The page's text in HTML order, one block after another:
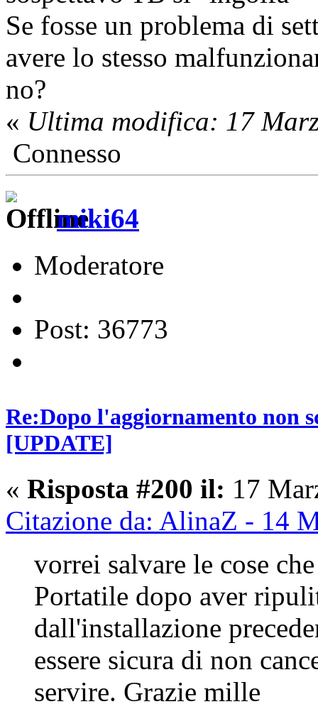
Se fosse un problema di
avere lo stesso
no?
« Ultima modifica: 17
Connesso
miki64
Moderatore
Post: 36773
Re:Dopo l'aggiornamento non
[UPDATE]
« Risposta #200 il: 17
Citazione da: AlinaZ - 14
vorrei salvare le cose
Portatile dopo aver
dall'installazione
essere sicura di non
servire. Grazie mille